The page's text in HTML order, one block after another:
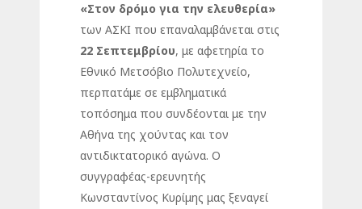
«Στον δρόμο για την ελευθερία»
των ΑΣΚΙ που επαναλαμβάνεται στις
22 Σεπτεμβρίου, με αφετηρία το
Εθνικό Μετσόβιο Πολυτεχνείο,
περπατάμε σε εμβληματικά
τοπόσημα που συνδέονται με την
Αθήνα της χούντας και τον
αντιδικτατορικό αγώνα. Ο
συγγραφέας-ερευνητής
Κωνσταντίνος Κυρίμης μας ξεναγεί